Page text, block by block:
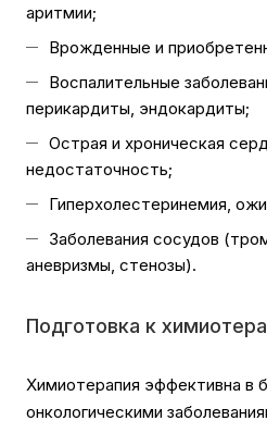
аритмии;
Врожденные и
Воспалительные
перикардиты, эндокардиты;
Острая и хроническая
недостаточность;
Гиперхолестеринемия,
Заболевания сосудов
аневризмы, стенозы).
Подготовка к
Химиотерапия эффективна в
онкологическими